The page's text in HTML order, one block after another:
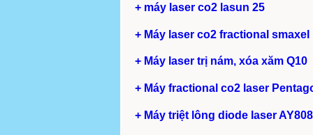
+ máy laser co2 lasun 25
+ Máy laser co2 fractional smaxel
+ Máy laser trị nám, xóa xăm Q10
+ Máy fractional co2 laser
+ Máy triệt lông diode laser AY808